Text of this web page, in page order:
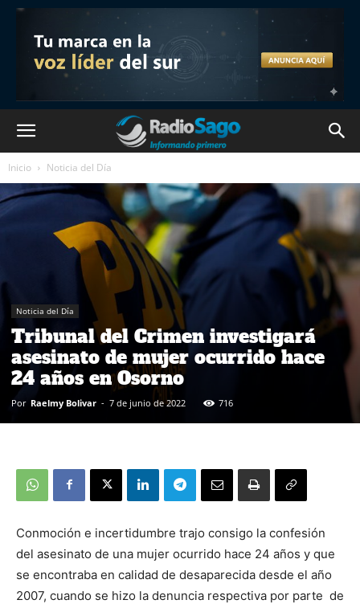
Inicio Noticia del Día
Noticia del Día
Tribunal del Crimen investigará
asesinato de mujer ocurrido hace
24 años en Osorno
Por Raelmy Bolivar - 7 de junio de 2022 716
Conmoción e incertidumbre trajo consigo la confesión
del asesinato de una mujer ocurrido hace 24 años y que
se encontraba en calidad de desaparecida desde el año
2007, cuando se hizo la denuncia respectiva por parte de